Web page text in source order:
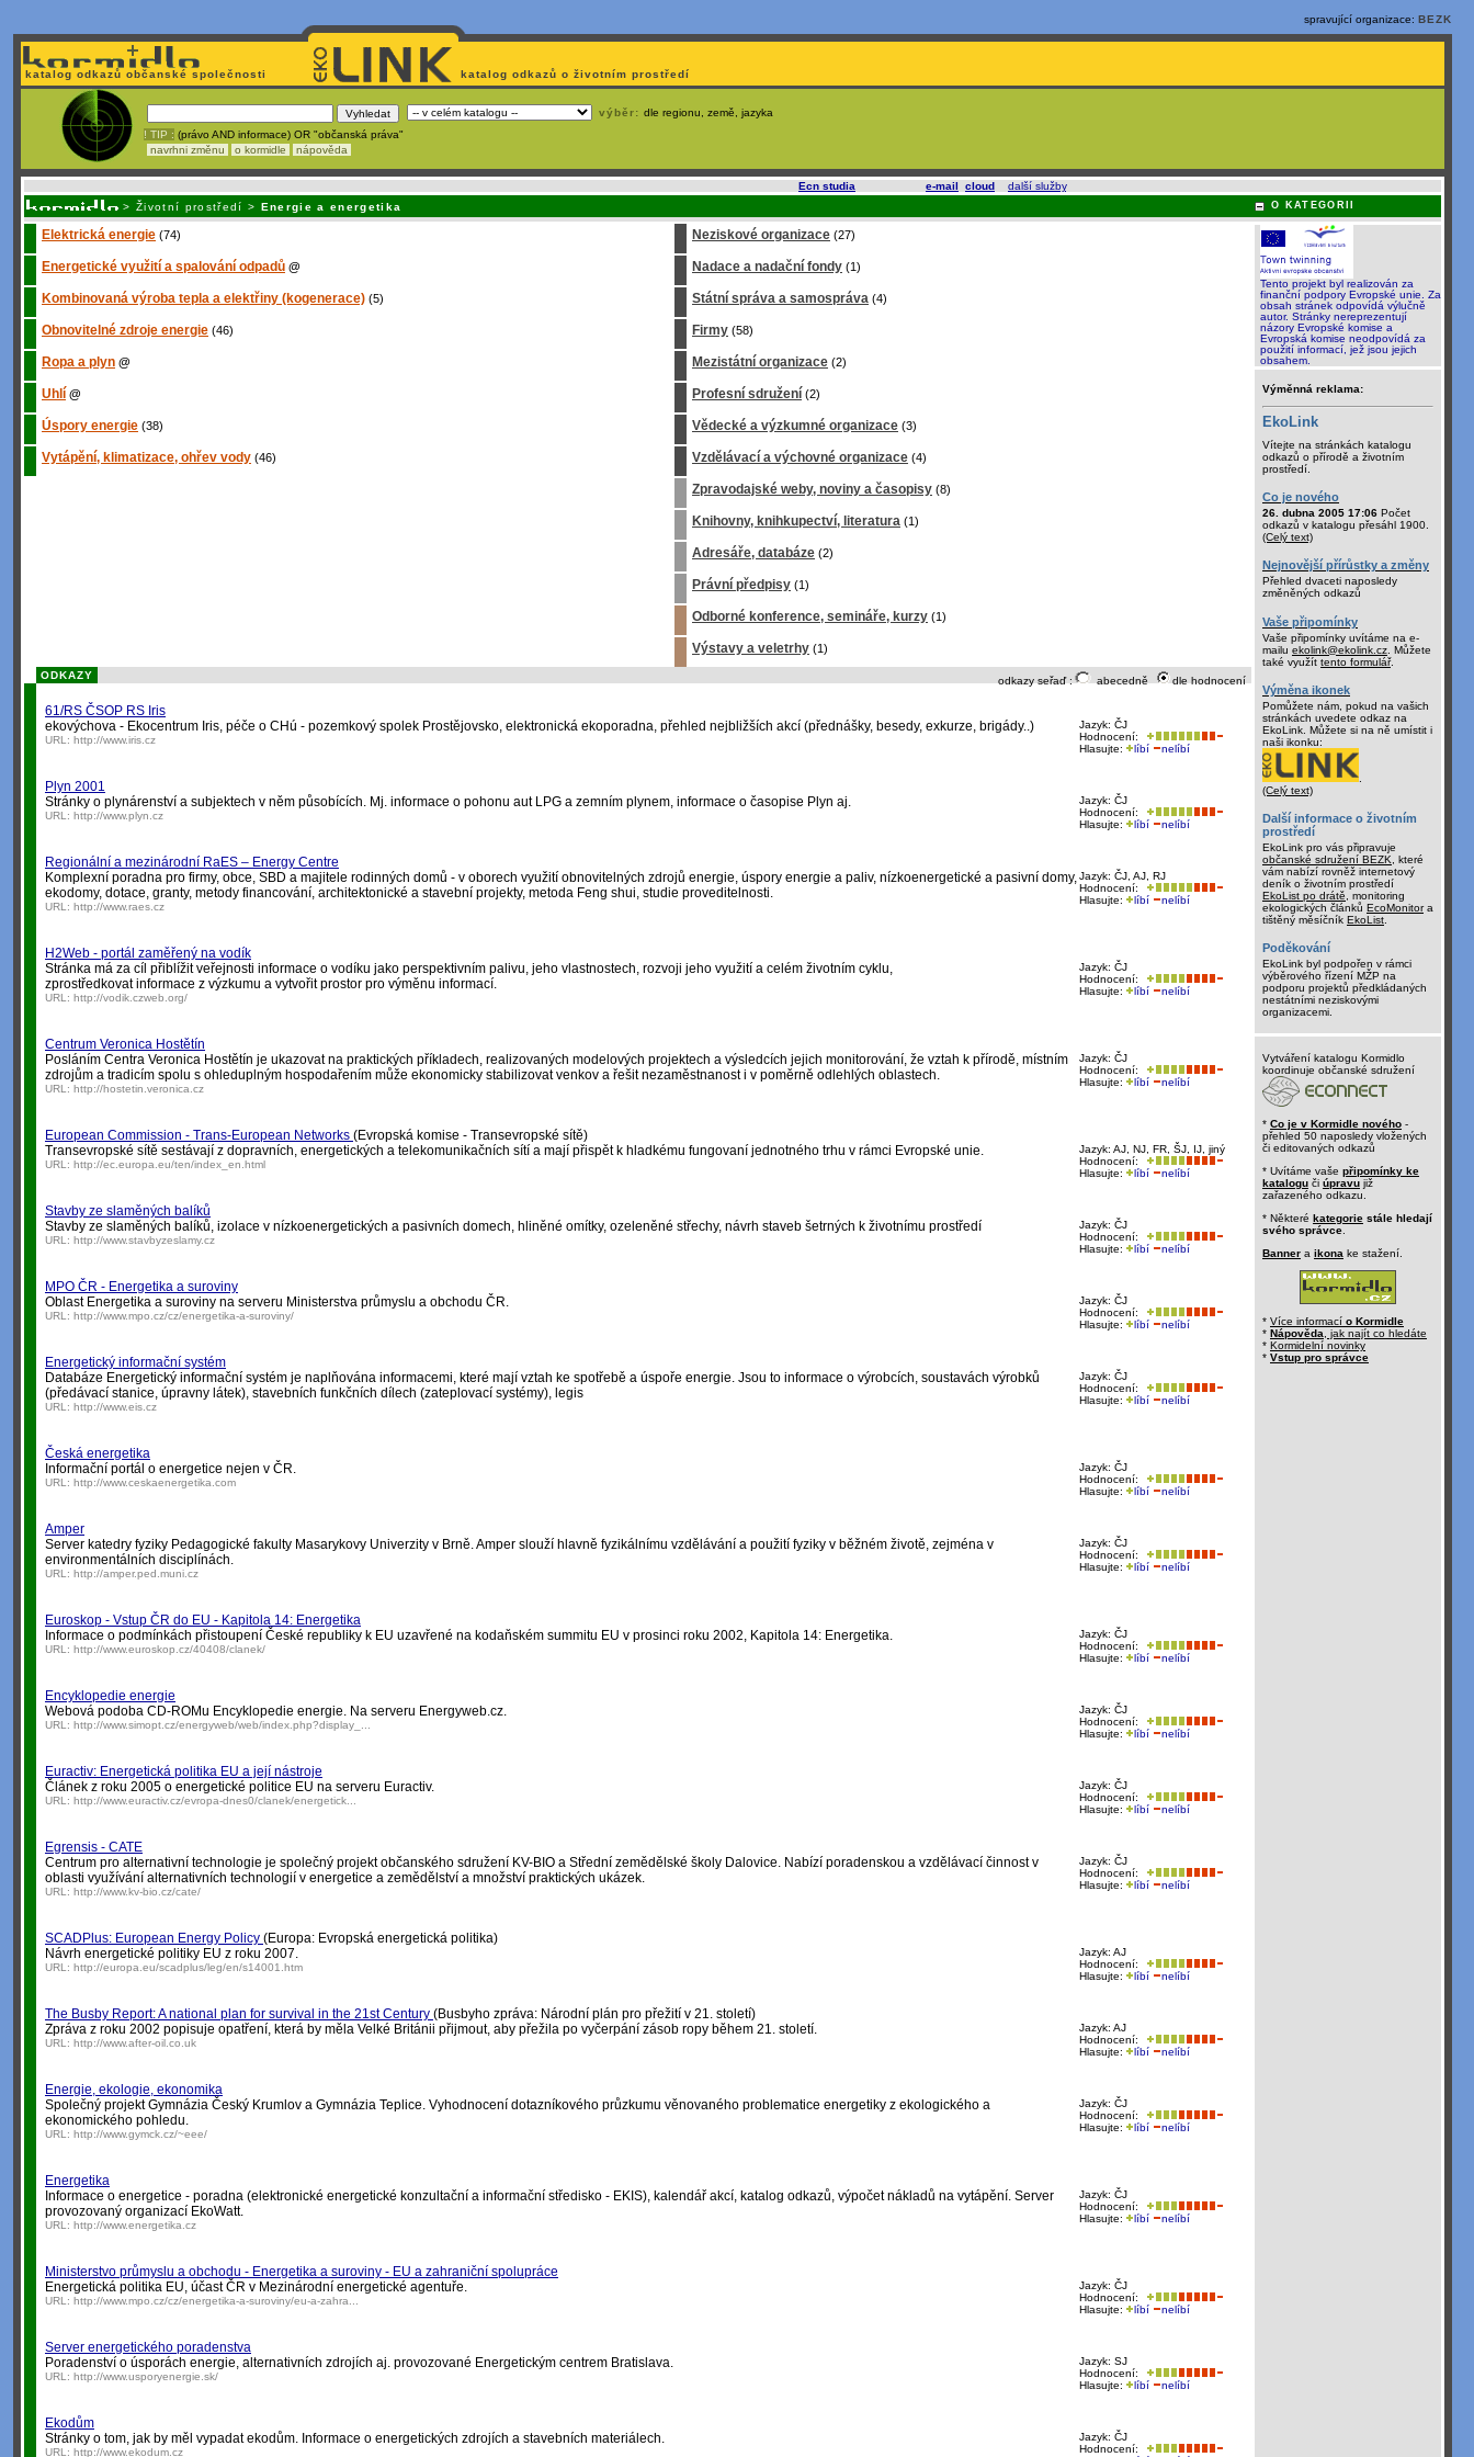
spravující organizace: BEZK
katalog odkazů občanské společnosti katalog odkazů o životním prostředí
výběr: dle regionu, země, jazyka
! TIP : (právo AND informace) OR "občanská práva"
navrhni změnu
o kormidle nápověda
Ecn studia e-mail cloud další služby.
O KATEGORII
> Životní prostředí > Energie a energetika
Elektrická energie (74)
Energetické využití a spalování odpadů @
Kombinovaná výroba tepla a elektřiny (kogenerace) (5)
Obnovitelné zdroje energie (46)
Ropa a plyn @
Uhlí @
Úspory energie (38)
Vytápění, klimatizace, ohřev vody (46)
Neziskové organizace (27)
Nadace a nadační fondy (1)
Státní správa a samospráva (4)
Firmy (58)
Mezistátní organizace (2)
Profesní sdružení (2)
Vědecké a výzkumné organizace (3)
Vzdělávací a výchovné organizace (4)
Zpravodajské weby, noviny a časopisy (8)
Knihovny, knihkupectví, literatura (1)
Adresáře, databáze (2)
Právní předpisy (1)
Odborné konference, semináře, kurzy (1)
Výstavy a veletrhy (1)
odkazy seřaď : abecedně dle hodnocení
ODKAZY
61/RS ČSOP RS Iris
Jazyk: ČJ
Hodnocení:
Hlasujte:
líbí nelíbí
ekovýchova - Ekocentrum Iris, péče o CHú - pozemkový spolek Prostějovsko, elektronická ekoporadna, přehled nejbližších akcí (přednášky, besedy, exkurze, brigády..)
URL: http://www.iris.cz
Plyn 2001
Jazyk: ČJ
Hodnocení:
Hlasujte:
líbí nelíbí
Stránky o plynárenství a subjektech v něm působících. Mj. informace o pohonu aut LPG a zemním plynem, informace o časopise Plyn aj.
URL: http://www.plyn.cz
Regionální a mezinárodní RaES – Energy Centre
Jazyk: ČJ, AJ, RJ
Hodnocení:
Hlasujte:
líbí nelíbí
Komplexní poradna pro firmy, obce, SBD a majitele rodinných domů - v oborech využití obnovitelných zdrojů energie, úspory energie a paliv, nízkoenergetické a pasivní domy,
ekodomy, dotace, granty, metody financování, architektonické a stavební projekty, metoda Feng shui, studie proveditelnosti.
URL: http://www.raes.cz
H2Web - portál zaměřený na vodík
Jazyk: ČJ
Hodnocení:
Hlasujte:
líbí nelíbí
Stránka má za cíl přiblížit veřejnosti informace o vodíku jako perspektivním palivu, jeho vlastnostech, rozvoji jeho využití a celém životním cyklu,
zprostředkovat informace z výzkumu a vytvořit prostor pro výměnu informací.
URL: http://vodik.czweb.org/
Centrum Veronica Hostětín
Jazyk: ČJ
Hodnocení:
Hlasujte:
líbí nelíbí
Posláním Centra Veronica Hostětín je ukazovat na praktických příkladech, realizovaných modelových projektech a výsledcích jejich monitorování, že vztah k přírodě, místním
zdrojům a tradicím spolu s ohleduplným hospodařením může ekonomicky stabilizovat venkov a řešit nezaměstnanost i v poměrně odlehlých oblastech.
URL: http://hostetin.veronica.cz
European Commission - Trans-European Networks (Evropská komise - Transevropské sítě)
Jazyk: AJ, NJ, FR, ŠJ, IJ, jiný
Hodnocení:
Hlasujte:
líbí nelíbí
Transevropské sítě sestávají z dopravních, energetických a telekomunikačních sítí a mají přispět k hladkému fungovaní jednotného trhu v rámci Evropské unie.
URL: http://ec.europa.eu/ten/index_en.html
Stavby ze slaměných balíků
Jazyk: ČJ
Hodnocení:
Hlasujte:
líbí nelíbí
Stavby ze slaměných balíků, izolace v nízkoenergetických a pasivních domech, hliněné omítky, ozeleněné střechy, návrh staveb šetrných k životnímu prostředí
URL: http://www.stavbyzeslamy.cz
MPO ČR - Energetika a suroviny
Jazyk: ČJ
Hodnocení:
Hlasujte:
líbí nelíbí
Oblast Energetika a suroviny na serveru Ministerstva průmyslu a obchodu ČR.
URL: http://www.mpo.cz/cz/energetika-a-suroviny/
Energetický informační systém
Jazyk: ČJ
Hodnocení:
Hlasujte:
líbí nelíbí
Databáze Energetický informační systém je naplňována informacemi, které mají vztah ke spotřebě a úspoře energie. Jsou to informace o výrobcích, soustavách výrobků
(předávací stanice, úpravny látek), stavebních funkčních dílech (zateplovací systémy), legis
URL: http://www.eis.cz
Česká energetika
Jazyk: ČJ
Hodnocení:
Hlasujte:
líbí nelíbí
Informační portál o energetice nejen v ČR.
URL: http://www.ceskaenergetika.com
Amper
Jazyk: ČJ
Hodnocení:
Hlasujte:
líbí nelíbí
Server katedry fyziky Pedagogické fakulty Masarykovy Univerzity v Brně. Amper slouží hlavně fyzikálnímu vzdělávání a použití fyziky v běžném životě, zejména v
environmentálních disciplínách.
URL: http://amper.ped.muni.cz
Euroskop - Vstup ČR do EU - Kapitola 14: Energetika
Jazyk: ČJ
Hodnocení:
Hlasujte:
líbí nelíbí
Informace o podmínkách přistoupení České republiky k EU uzavřené na kodaňském summitu EU v prosinci roku 2002, Kapitola 14: Energetika.
URL: http://www.euroskop.cz/40408/clanek/
Encyklopedie energie
Jazyk: ČJ
Hodnocení:
Hlasujte:
líbí nelíbí
Webová podoba CD-ROMu Encyklopedie energie. Na serveru Energyweb.cz.
URL: http://www.simopt.cz/energyweb/web/index.php?display_...
Euractiv: Energetická politika EU a její nástroje
Jazyk: ČJ
Hodnocení:
Hlasujte:
líbí nelíbí
Článek z roku 2005 o energetické politice EU na serveru Euractiv.
URL: http://www.euractiv.cz/evropa-dnes0/clanek/energetick...
Egrensis - CATE
Jazyk: ČJ
Hodnocení:
Hlasujte:
líbí nelíbí
Centrum pro alternativní technologie je společný projekt občanského sdružení KV-BIO a Střední zemědělské školy Dalovice. Nabízí poradenskou a vzdělávací činnost v
oblasti využívání alternativních technologií v energetice a zemědělství a množství praktických ukázek.
URL: http://www.kv-bio.cz/cate/
SCADPlus: European Energy Policy (Europa: Evropská energetická politika)
Jazyk: AJ
Hodnocení:
Hlasujte:
líbí nelíbí
Návrh energetické politiky EU z roku 2007.
URL: http://europa.eu/scadplus/leg/en/s14001.htm
The Busby Report: A national plan for survival in the 21st Century (Busbyho zpráva: Národní plán pro přežití v 21. století)
Jazyk: AJ
Hodnocení:
Hlasujte:
líbí nelíbí
Zpráva z roku 2002 popisuje opatření, která by měla Velké Británii přijmout, aby přežila po vyčerpání zásob ropy během 21. století.
URL: http://www.after-oil.co.uk
Energie, ekologie, ekonomika
Jazyk: ČJ
Hodnocení:
Hlasujte:
líbí nelíbí
Společný projekt Gymnázia Český Krumlov a Gymnázia Teplice. Vyhodnocení dotazníkového průzkumu věnovaného problematice energetiky z ekologického a
ekonomického pohledu.
URL: http://www.gymck.cz/~eee/
Energetika
Jazyk: ČJ
Hodnocení:
Hlasujte:
líbí nelíbí
Informace o energetice - poradna (elektronické energetické konzultační a informační středisko - EKIS), kalendář akcí, katalog odkazů, výpočet nákladů na vytápění. Server
provozovaný organizací EkoWatt.
URL: http://www.energetika.cz
Ministerstvo průmyslu a obchodu - Energetika a suroviny - EU a zahraniční spolupráce
Jazyk: ČJ
Hodnocení:
Hlasujte:
líbí nelíbí
Energetická politika EU, účast ČR v Mezinárodní energetické agentuře.
URL: http://www.mpo.cz/cz/energetika-a-suroviny/eu-a-zahra...
Server energetického poradenstva
Jazyk: SJ
Hodnocení:
Hlasujte:
líbí nelíbí
Poradenství o úsporách energie, alternativních zdrojích aj. provozované Energetickým centrem Bratislava.
URL: http://www.usporyenergie.sk/
Ekodům
Jazyk: ČJ
Hodnocení:
Stránky o tom, jak by měl vypadat ekodům. Informace o energetických zdrojích a stavebních materiálech.
URL: http://www.ekodum.cz
Tento projekt byl realizován za
finanční podpory Evropské unie. Za
obsah stránek odpovídá výlučně
autor. Stránky nereprezentují
názory Evropské komise a
Evropská komise neodpovídá za
použití informací, jež jsou jejich
obsahem.
Výměnná reklama:
EkoLink
Vítejte na stránkách katalogu
odkazů o přírodě a životním
prostředí.
Co je nového
26. dubna 2005 17:06 Počet
odkazů v katalogu přesáhl 1900.
(Celý text)
Nejnovější přírůstky a změny
Přehled dvaceti naposledy
změněných odkazů
Vaše připomínky
Vaše připomínky uvítáme na e-
mailu ekolink@ekolink.cz . Můžete
také využít tento formulář.
Výměna ikonek
Pomůžete nám, pokud na vašich
stránkách uvedete odkaz na
EkoLink. Můžete si na ně umístit i
naši ikonku:
(Celý text)
Další informace o životním
prostředí
EkoLink pro vás připravuje
občanské sdružení BEZK , které
vám nabízí rovněž internetový
deník o životním prostředí
EkoList po drátě , monitoring
ekologických článků EcoMonitora
tištěný měsíčník EkoList
Poděkování
EkoLink byl podpořen v rámci
výběrového řízení MŽP na
podporu projektů předkládaných
nestátními neziskovými
organizacemi.
Vytváření katalogu Kormidlo
koordinuje občanské sdružení
* Co je v Kormidle nového -
přehled 50 naposledy vložených
či editovaných odkazů
* Uvítáme vaše připomínky ke
katalogu či úpravu již
zařazeného odkazu.
* Některé kategorie stále hledají
svého správce
Banner a ikona ke stažení.
* Více informací o Kormidle
* Nápověda , jak najít co hledáte
* Kormidelní novinky
* Vstup pro správce